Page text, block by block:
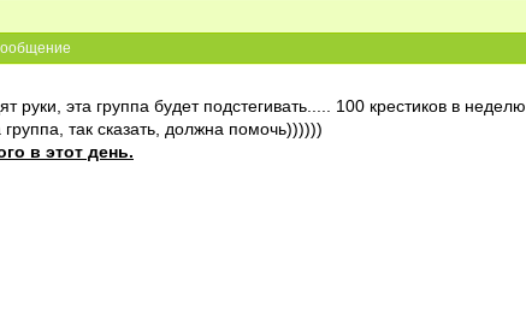
руки, эта группа будет подстегивать..... 100 крестиков в неделю
так сказать, должна помочь))))))
в этот день.